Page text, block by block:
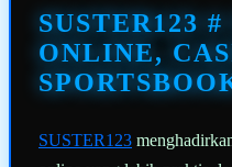
halaman
yang
sama.
SUSTER123
ONLINE,
SUSTER123